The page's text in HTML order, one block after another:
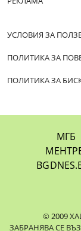
УСЛОВИЯ ЗА
ПОЛИТИКА ЗА
ПОЛИТИКА ЗА
МГБ
© 2009
ЗАБРАНЯВА СЕ